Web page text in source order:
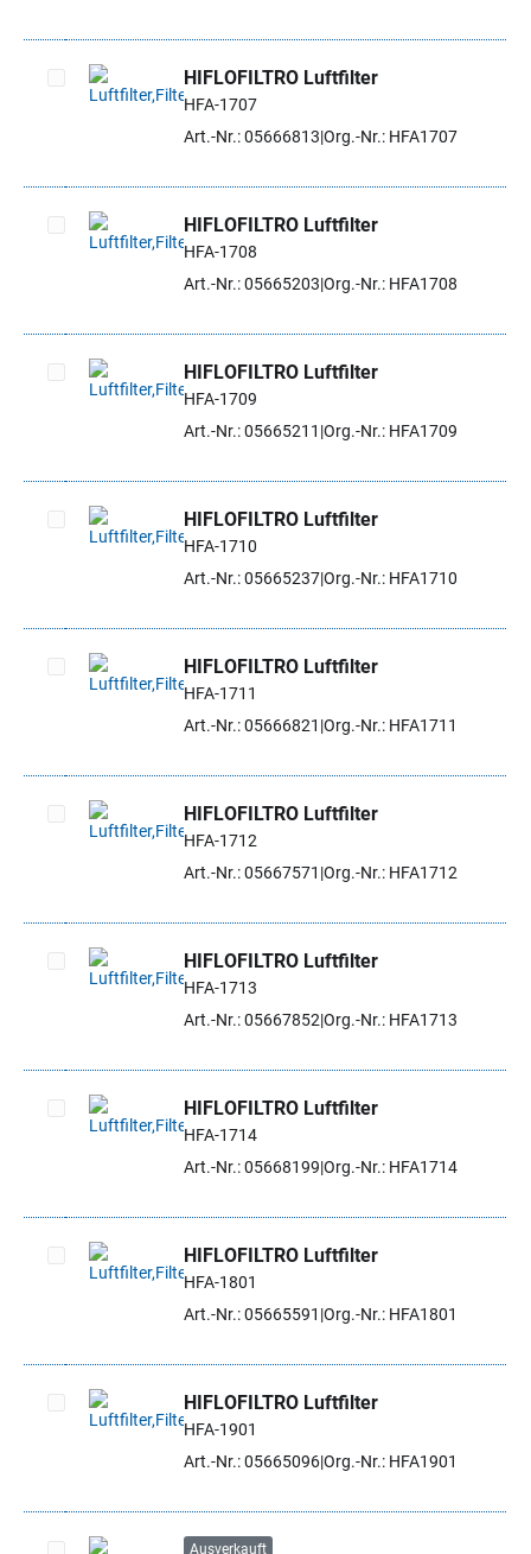
Artikel auswählen
HIFLOFILTRO Luftfilter
HFA-1707
Art.-Nr.: 05666813 Org.-Nr.: HFA1707
Artikel auswählen
HIFLOFILTRO Luftfilter
HFA-1708
Art.-Nr.: 05665203 Org.-Nr.: HFA1708
Artikel auswählen
HIFLOFILTRO Luftfilter
HFA-1709
Art.-Nr.: 05665211 Org.-Nr.: HFA1709
Artikel auswählen
HIFLOFILTRO Luftfilter
HFA-1710
Art.-Nr.: 05665237Org.-Nr.: HFA1710
Artikel auswählen
HIFLOFILTRO Luftfilter
HFA-1711
Art.-Nr.: 05666821 Org.-Nr.: HFA1711
Artikel auswählen
HIFLOFILTRO Luftfilter
HFA-1712
Art.-Nr.: 05667571 Org.-Nr.: HFA1712
Artikel auswählen
HIFLOFILTRO Luftfilter
HFA-1713
Art.-Nr.: 05667852 Org.-Nr.: HFA1713
Artikel auswählen
HIFLOFILTRO Luftfilter
HFA-1714
Art.-Nr.: 05668199 Org.-Nr.: HFA1714
Artikel auswählen
HIFLOFILTRO Luftfilter
HFA-1801
Art.-Nr.: 05665591 Org.-Nr.: HFA1801
Artikel auswählen
HIFLOFILTRO Luftfilter
HFA-1901
Art.-Nr.: 05665096Org.-Nr.: HFA1901
Ausverkauft